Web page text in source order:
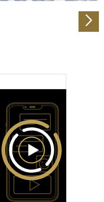
möglicherweise mit
ihnen bereitgestellt